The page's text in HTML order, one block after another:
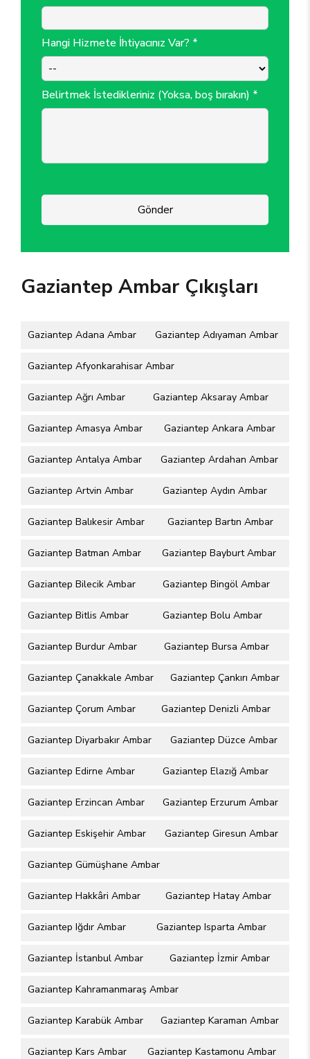
Hangi Hizmete İhtiyacınız Var? *
Belirtmek İstedikleriniz (Yoksa, boş bırakın) *
Gönder
Gaziantep Ambar Çıkışları
Gaziantep Adana Ambar Gaziantep Adıyaman Ambar
Gaziantep Afyonkarahisar Ambar
Gaziantep Ağrı Ambar Gaziantep Aksaray Ambar
Gaziantep Amasya Ambar Gaziantep Ankara Ambar
Gaziantep Antalya Ambar Gaziantep Ardahan Ambar
Gaziantep Artvin Ambar Gaziantep Aydın Ambar
Gaziantep Balıkesir Ambar Gaziantep Bartın Ambar
Gaziantep Batman Ambar Gaziantep Bayburt Ambar
Gaziantep Bilecik Ambar Gaziantep Bingöl Ambar
Gaziantep Bitlis Ambar Gaziantep Bolu Ambar
Gaziantep Burdur Ambar Gaziantep Bursa Ambar
Gaziantep Çanakkale Ambar Gaziantep Çankırı Ambar
Gaziantep Çorum Ambar Gaziantep Denizli Ambar
Gaziantep Diyarbakır Ambar Gaziantep Düzce Ambar
Gaziantep Edirne Ambar Gaziantep Elazığ Ambar
Gaziantep Erzincan Ambar Gaziantep Erzurum Ambar
Gaziantep Eskişehir Ambar Gaziantep Giresun Ambar
Gaziantep Gümüşhane Ambar
Gaziantep Hakkâri Ambar Gaziantep Hatay Ambar
Gaziantep Iğdır Ambar Gaziantep Isparta Ambar
Gaziantep İstanbul Ambar Gaziantep İzmir Ambar
Gaziantep Kahramanmaraş Ambar
Gaziantep Karabük Ambar Gaziantep Karaman Ambar
Gaziantep Kars Ambar Gaziantep Kastamonu Ambar